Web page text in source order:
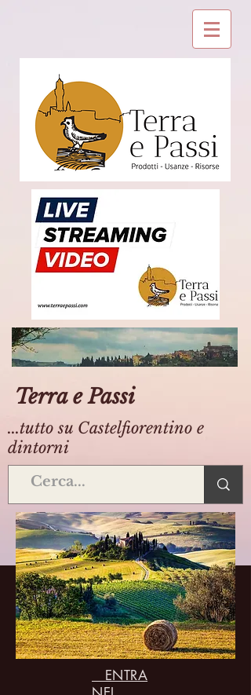
Terra e Passi
...tutto su Castelfiorentino e
dintorni
ENTRA